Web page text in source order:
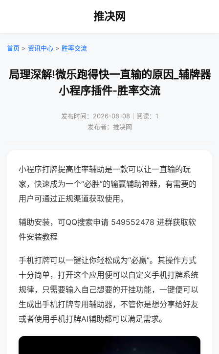
推决网
首页 > 资讯中心 > 胜率交流
局理深解!微乐跑得快一直输的原因_辅牌器
小程序插件-胜率交流
发布时间：2026-08-08｜阅读：1
发布者：推决网
小程序打牌提高胜率辅助是一款可以让一直输的玩
家，快速成为一个“必胜”的输赢辅助神器，有需要的
用户可通过正规渠道获取使用。
辅助安装，可QQ搜索申请 549552478 进群获取软
件安装教程
手机打牌可以一键让你轻松成为“必赢”。其操作方式
十分简单，打开这个应用便可以自定义手机打牌系统
规律，只需要输入自己想要的开挂功能，一键便可以
生成出手机打牌专用辅助器，不管你是想分享给好友
或者使用手机打牌AI辅助都可以满足需求。